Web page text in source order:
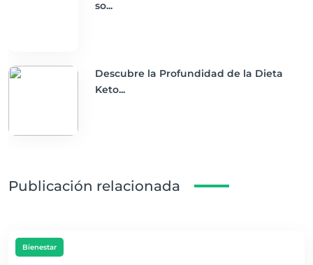
so...
Descubre la Profundidad de la Dieta
Keto...
Publicación relacionada
Bienestar